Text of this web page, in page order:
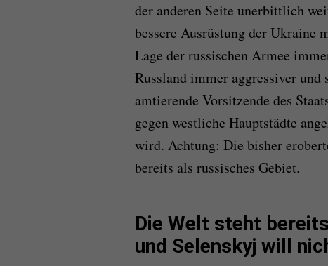
der anderen Seite unerbittlich
bessere Ausrüstung der
Lage der russischen Armee
Russland immer aggressiver und
amtierende Vorsitzende des
gegen westliche Hauptstädte
wird. Achtung: Die bisher
bereits als russisches Gebiet.
Die Welt steht
und Selenskyj will